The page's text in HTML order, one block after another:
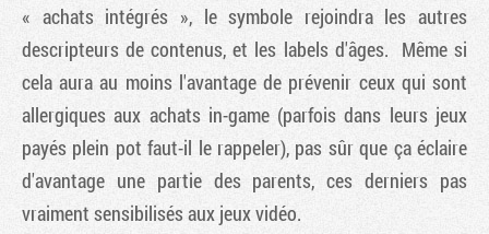
« achats intégrés », le symbole rejoindra les autres
descripteurs de contenus, et les labels d'âges. Même si
cela aura au moins l'avantage de prévenir ceux qui sont
allergiques aux achats in-game (parfois dans leurs jeux
payés plein pot faut-il le rappeler), pas sûr que ça éclaire
d'avantage une partie des parents, ces derniers pas
vraiment sensibilisés aux jeux vidéo.
Tribune